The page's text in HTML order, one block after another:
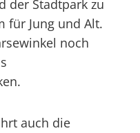
der Stadtpark zu
für Jung und Alt.
noch
auch die